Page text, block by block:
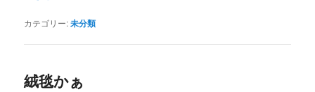
カテゴリー:未分類
絨毯かぁ